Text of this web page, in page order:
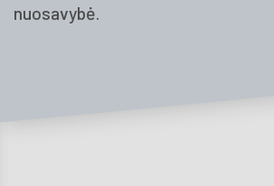
nuosavybė.